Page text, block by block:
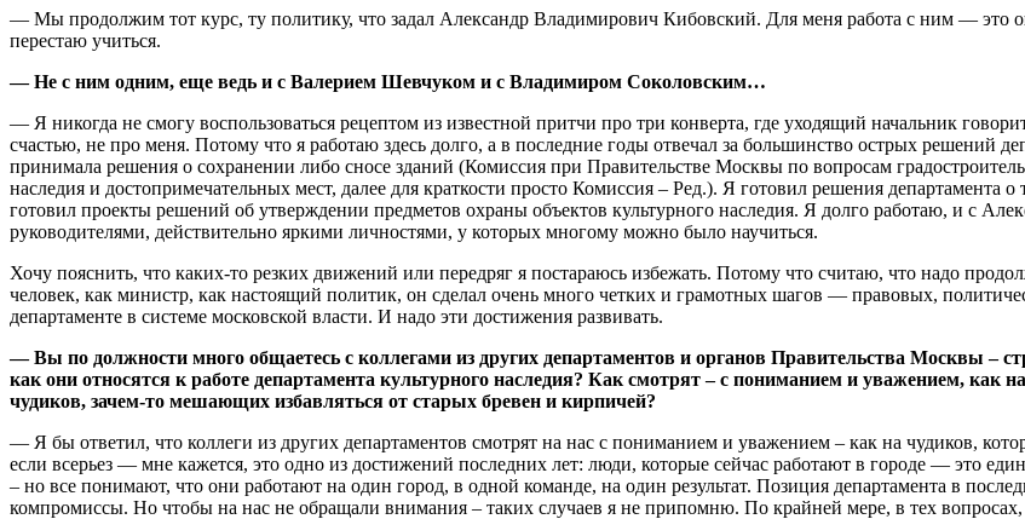
— Мы продолжим тот курс, ту политику, что задал Александр Владимирович Кибовский. Для меня работа с ним — это
перестаю учиться.
— Не с ним одним, еще ведь и с Валерием Шевчуком и с Владимиром Соколовским…
— Я никогда не смогу воспользоваться рецептом из известной притчи про три конверта, где уходящий начальник
счастью, не про меня. Потому что я работаю здесь долго, а в последние годы отвечал за большинство острых решений
принимала решения о сохранении либо сносе зданий (Комиссия при Правительстве Москвы по вопросам
наследия и достопримечательных мест, далее для краткости просто Комиссия – Ред.). Я готовил решения департамента
готовил проекты решений об утверждении предметов охраны объектов культурного наследия. Я долго работаю, и с
руководителями, действительно яркими личностями, у которых многому можно было научиться.
Хочу пояснить, что каких-то резких движений или передряг я постараюсь избежать. Потому что считаю, что надо
человек, как министр, как настоящий политик, он сделал очень много четких и грамотных шагов — правовых,
департаменте в системе московской власти. И надо эти достижения развивать.
— Вы по должности много общаетесь с коллегами из других департаментов и органов Правительства Москвы
как они относятся к работе департамента культурного наследия? Как смотрят – с пониманием и уважением,
чудиков, зачем-то мешающих избавляться от старых бревен и кирпичей?
— Я бы ответил, что коллеги из других департаментов смотрят на нас с пониманием и уважением – как на чудиков,
если всерьез — мне кажется, это одно из достижений последних лет: люди, которые сейчас работают в городе — это
– но все понимают, что они работают на один город, в одной команде, на один результат. Позиция департамента в
компромиссы. Но чтобы на нас не обращали внимания – таких случаев я не припомню. По крайней мере, в тех вопросах,